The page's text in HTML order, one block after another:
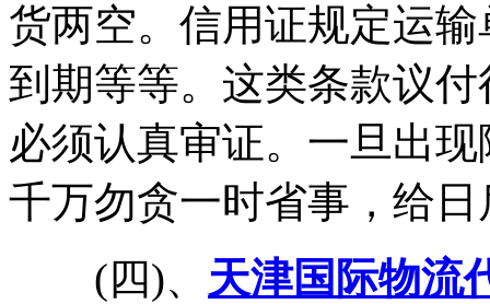
货两空。信用证规定运
到期等等。这类条款议
必须认真审证。一旦出
千万勿贪一时省事，给
(四)、 天津国际物流